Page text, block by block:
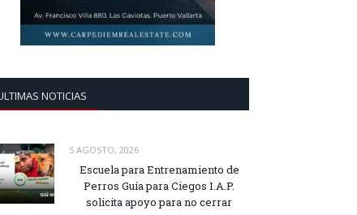
NOTICIAS
5 AGOSTO, 2026
Escuela para Entrenamiento de
Perros Guía para Ciegos I.A.P.
solicita apoyo para no cerrar